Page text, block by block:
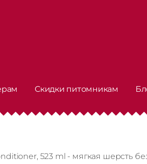
Скидки питомникам
523 ml - мягкая шерсть